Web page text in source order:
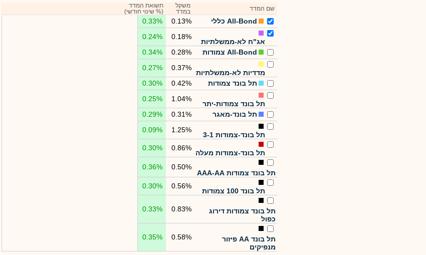
שם המדד
משקל
במדד
תשואת המדד
(% שינוי חודשי)
All-Bond כללי 0.13%
0.33%
אג"ח לא-ממשלתיות
0.18%
0.24%
All-Bond צמודות
0.28%
0.34%
מדדיות לא-ממשלתיות
0.37%
0.27%
תל בונד צמודות
0.42%
0.30%
תל בונד צמודות-יתר
1.04%
0.25%
תל בונד-מאגר
0.31%
0.29%
תל בונד-צמודות 3-1
1.25%
0.09%
תל בונד-צמודות מעלה
0.86%
0.30%
תל בונד צמודות AAA-AA
0.50%
0.36%
תל בונד 100 צמודות
0.56%
0.30%
תל בונד צמודות דירוג
כפול
0.83%
0.33%
תל בונד AA פיזור
מנפיקים
0.58%
0.35%